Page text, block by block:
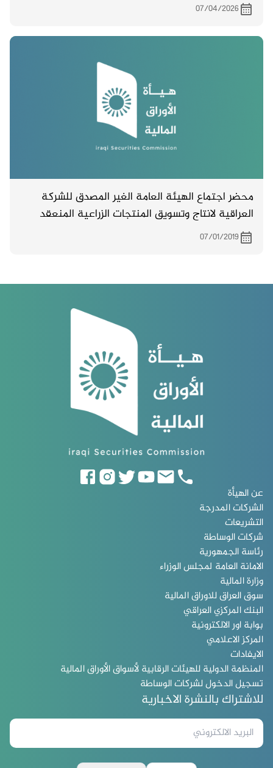
07/04/2026
محضر اجتماع الهيئة العامة الغير المصدق للشركة
العراقية لانتاج وتسويق المنتجات الزراعية المنعقد
بتاريخ 27/12/201807/01/2019
عن الهيأة
الشركات المدرجة
التشريعات
شركات الوساطة
رئاسة الجمهورية
الامانة العامة لمجلس الوزراء
وزارة المالية
سوق العراق للاوراق المالية
البنك المركزي العراقي
بوابة اور الالكترونية
المركز الاعلامي
الايفادات
المنظمة الدولية للهيئات الرقابية لأسواق الأوراق المالية
تسجيل الدخول لشركات الوساطة
للاشتراك بالنشرة الاخبارية